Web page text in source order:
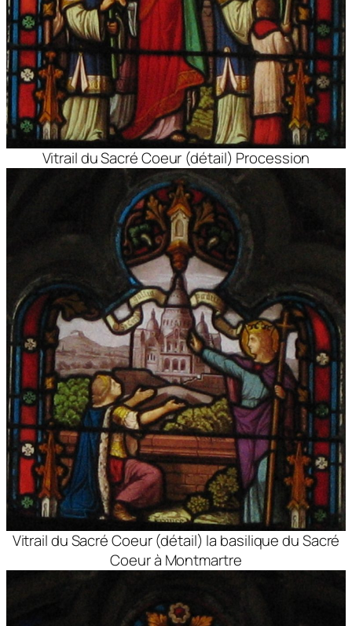
Vitrail du Sacré Coeur (détail) Procession
Vitrail du Sacré Coeur (détail) la basilique du Sacré
Coeur à Montmartre